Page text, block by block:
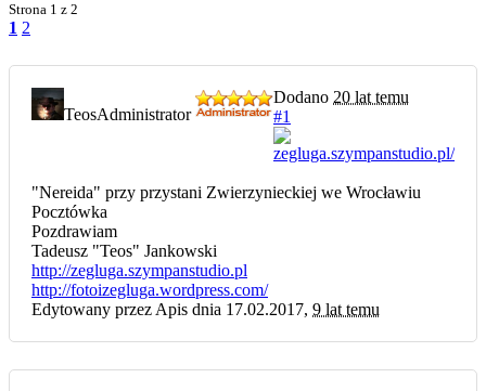
Strona 1 z 2
1 2
TeosAdministrator
Dodano 20 lat temu
#1
"Nereida" przy przystani Zwierzynieckiej we Wrocławiu
Pocztówka
Pozdrawiam
Tadeusz "Teos" Jankowski
http://zegluga.szympanstudio.pl
http://fotoizegluga.wordpress.com/
Edytowany przez Apis dnia 17.02.2017, 9 lat temu